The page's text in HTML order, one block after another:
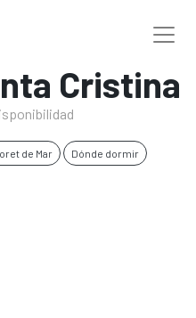
Cristina
de Mar Dónde dormir